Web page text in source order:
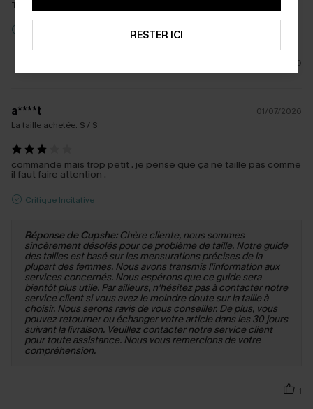
Tissu:
0
a****t
01/07/2026
La taille achetée: S / S
commande mais trop petit . je pense que ça ne taille pas comme
il faut faire attention .
Critique Incitative
Réponse de Cupshe: Chère cliente, nous sommes
sincèrement désolés pour ce problème de taille. Notre guide
des tailles est basé sur les mensurations précises de la
plupart des femmes. Nous avons transmis l'information aux
services concernés. Nous espérons que ce guide sera
bientôt plus utile. Par ailleurs, n'hésitez pas à contacter notre
service client si vous avez le moindre doute sur la taille à
choisir. Nous serons ravis de vous conseiller. De plus, vous
pouvez retourner ou échanger votre article dans les 30 jours
suivant la livraison. Veuillez contacter notre service client
pour toute assistance. Nous vous remercions de votre
compréhension.
1
RESTER ICI